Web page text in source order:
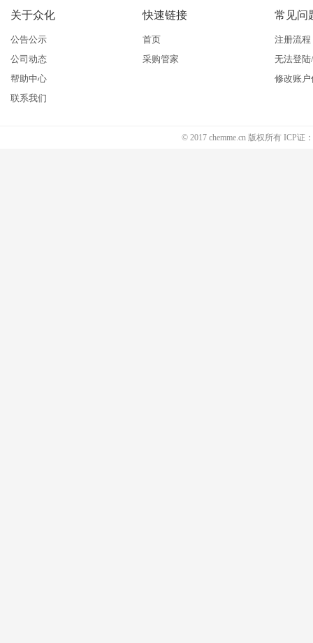
关于众化
公告公示
公司动态
帮助中心
联系我们
快速链接
首页
采购管家
常见问
注册流程
无法登
修改账户
© 2017 chemme.cn 版权所有 ICP证：